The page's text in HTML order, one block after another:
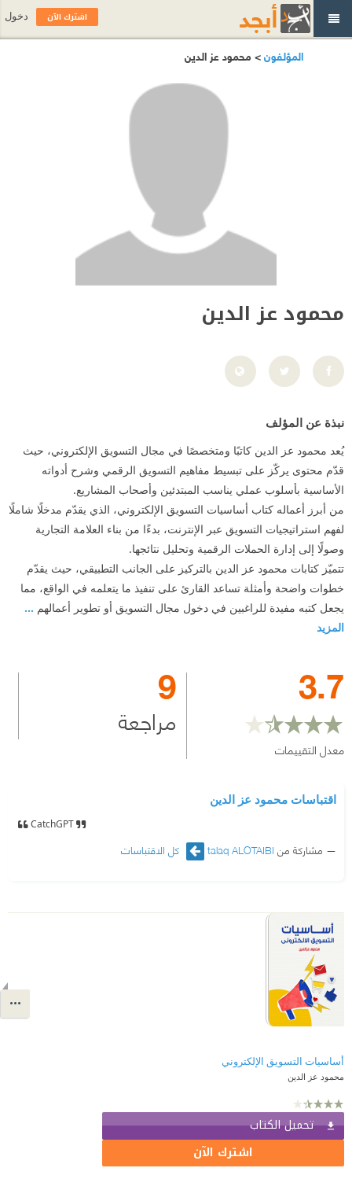
المؤلفون> محمود عز الدين
محمود عز الدين
نبذة عن المؤلف
يُعد محمود عز الدين كاتبًا ومتخصصًا في مجال التسويق الإلكتروني، حيث
قدّم محتوى يركّز على تبسيط مفاهيم التسويق الرقمي وشرح أدواته
الأساسية بأسلوب عملي يناسب المبتدئين وأصحاب المشاريع.
من أبرز أعماله كتاب أساسيات التسويق الإلكتروني، الذي يقدّم مدخلًا شاملًا
لفهم استراتيجيات التسويق عبر الإنترنت، بدءًا من بناء العلامة التجارية
وصولًا إلى إدارة الحملات الرقمية وتحليل نتائجها.
تتميّز كتابات محمود عز الدين بالتركيز على الجانب التطبيقي، حيث يقدّم
خطوات واضحة وأمثلة تساعد القارئ على تنفيذ ما يتعلمه في الواقع، مما
يجعل كتبه مفيدة للراغبين في دخول مجال التسويق أو تطوير أعمالهم ...
المزيد
3.7
معدل التقييمات
9
مراجعة
اقتباسات محمود عز الدين
CatchGPT
مشاركة من talaq ALOTAIBI كل الاقتباسات
أساسيات التسويق الإلكتروني
محمود عز الدين
تحميل الكتاب
اشترك الآن
اشترك الآن دخول